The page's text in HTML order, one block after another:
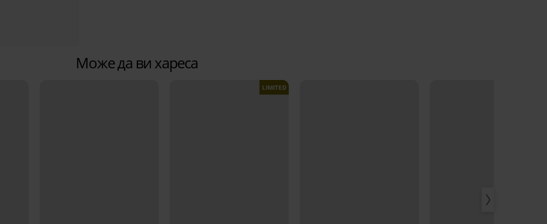
Може да ви хареса
LIMITED